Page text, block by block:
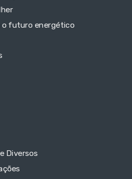
o futuro energético
Diversos